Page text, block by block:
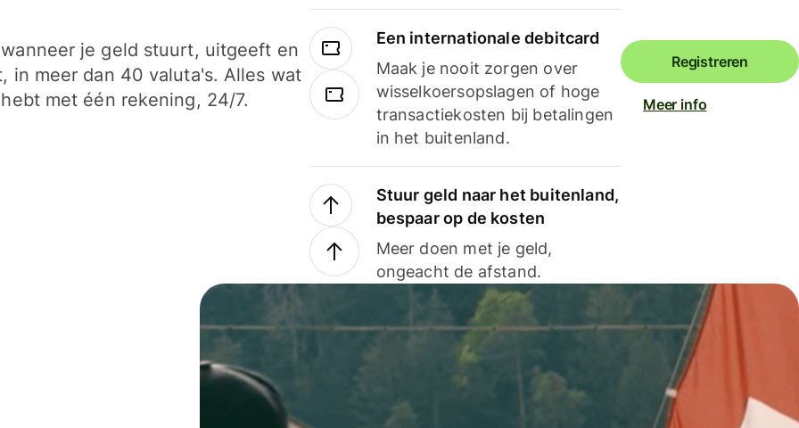
je geld stuurt, uitgeeft en
in meer dan 40 valuta's. Alles wat
met één rekening, 24/7.
Een internationale debitcard
Maak je nooit zorgen over
wisselkoersopslagen of hoge
transactiekosten bij betalingen
in het buitenland.
Stuur geld naar het buitenland,
bespaar op de kosten
Meer doen met je geld,
ongeacht de afstand.
Registreren
Meer info